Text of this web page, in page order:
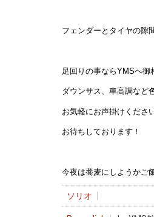
フェンダーとタイヤの隙
足回りの事ならYMSへ御
ダウンサス、車高調など
お気軽にお声掛けくださ
お待ちしております！
今夜は蕎麦にしようかご
ソリオ